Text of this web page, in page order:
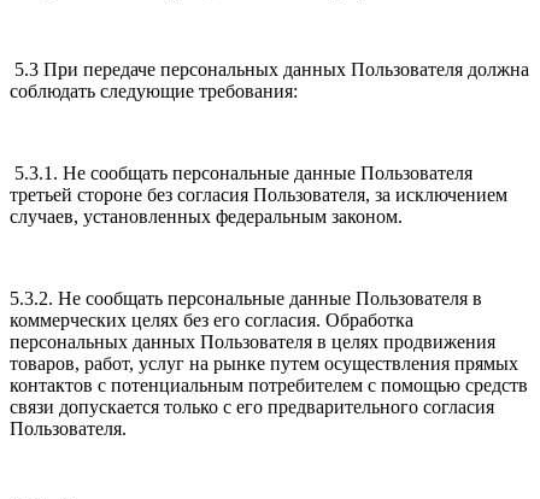
5.3 При передаче персональных данных Пользователя должна
соблюдать следующие требования:
5.3.1. Не сообщать персональные данные Пользователя
третьей стороне без согласия Пользователя, за исключением
случаев, установленных федеральным законом.
5.3.2. Не сообщать персональные данные Пользователя в
коммерческих целях без его согласия. Обработка
персональных данных Пользователя в целях продвижения
товаров, работ, услуг на рынке путем осуществления прямых
контактов с потенциальным потребителем с помощью средств
связи допускается только с его предварительного согласия
Пользователя.